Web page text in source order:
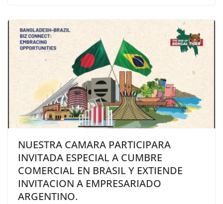
NUESTRA CAMARA PARTICIPARA
INVITADA ESPECIAL A CUMBRE
COMERCIAL EN BRASIL Y EXTIENDE
INVITACION A EMPRESARIADO
ARGENTINO.